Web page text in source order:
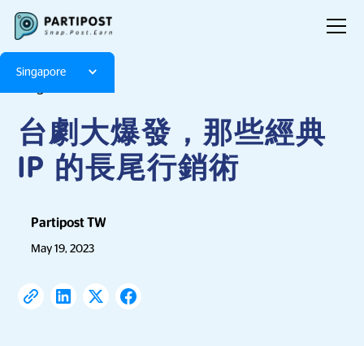
Singapore
台劇大爆發，那些經典
IP 的長尾行銷術
Partipost TW
May 19, 2023